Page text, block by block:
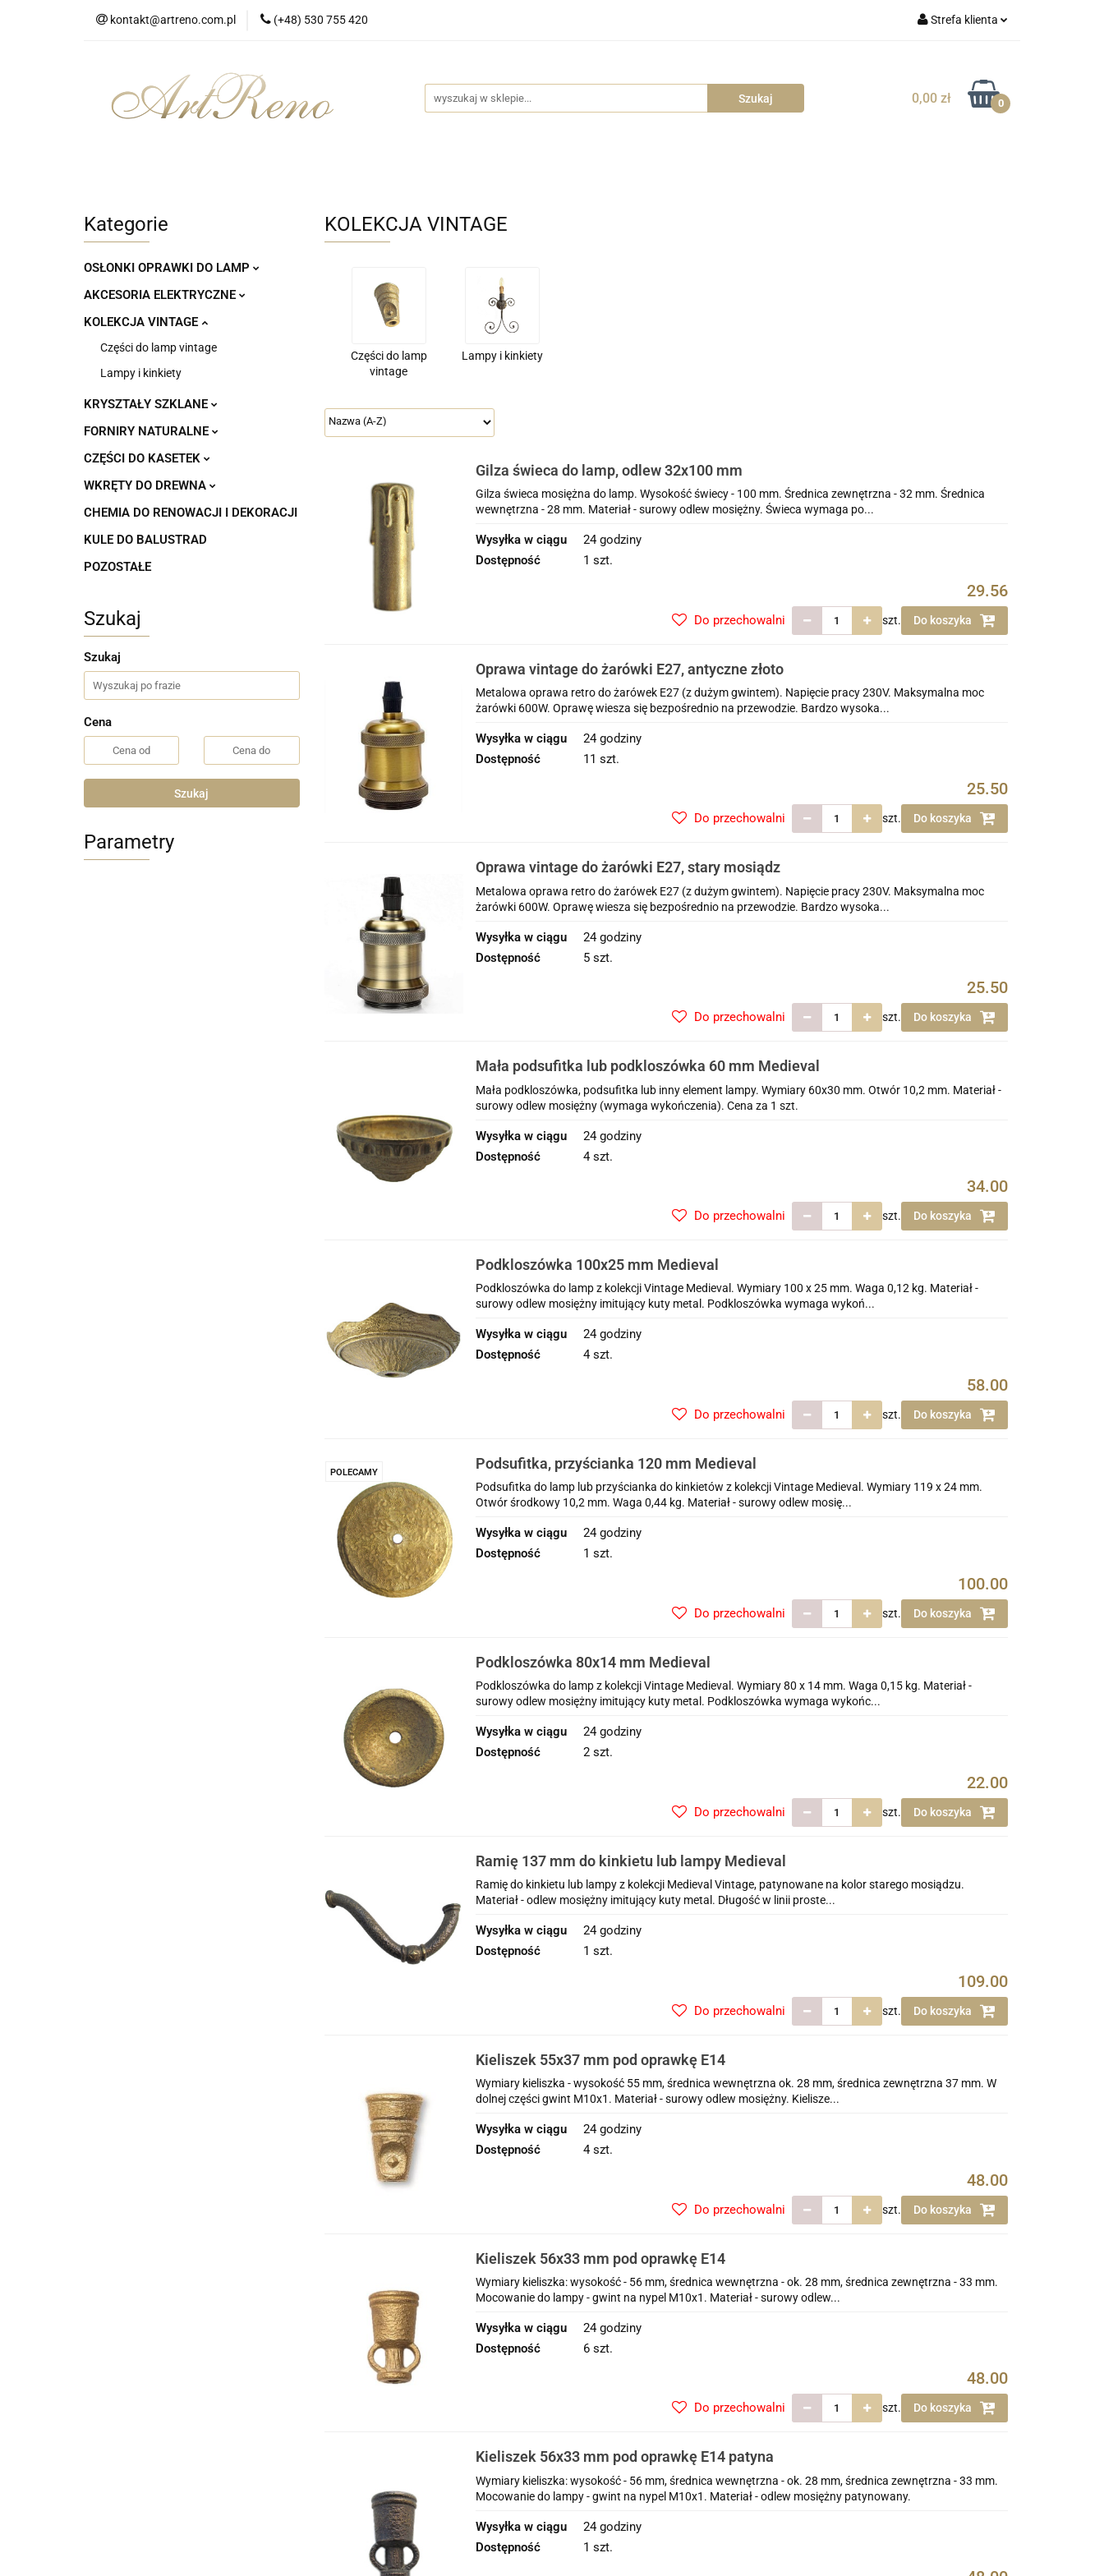
kontakt@artreno.com.pl (+48) 530 755 420 Strefa klienta
Zarejestruj się
Dodaj zgłoszenie
0,00 zł 0
Strona główna Wszystkie kategorie
Dostawa
Kategorie
OSŁONKI OPRAWKI DO LAMP
AKCESORIA ELEKTRYCZNE
KOLEKCJA VINTAGE
Części do lamp vintage
Lampy i kinkiety
KRYSZTAŁY SZKLANE
FORNIRY NATURALNE
CZĘŚCI DO KASETEK
WKRĘTY DO DREWNA
CHEMIA DO RENOWACJI I DEKORACJI
KULE DO BALUSTRAD
POZOSTAŁE
Szukaj
Szukaj
Cena
Szukaj
Parametry
KOLEKCJA VINTAGE
Części do lamp
vintage
Lampy i kinkiety
Gilza świeca do lamp, odlew 32x100 mm
Gilza świeca mosiężna do lamp. Wysokość świecy - 100 mm. Średnica zewnętrzna - 32 mm. Średnica
wewnętrzna - 28 mm. Materiał - surowy odlew mosiężny. Świeca wymaga po...
Wysyłka w ciągu
24 godziny
Dostępność
1 szt.
29.56
szt. Do koszyka
Do przechowalni
Oprawa vintage do żarówki E27, antyczne złoto
Metalowa oprawa retro do żarówek E27 (z dużym gwintem). Napięcie pracy 230V. Maksymalna moc
żarówki 600W. Oprawę wiesza się bezpośrednio na przewodzie. Bardzo wysoka...
Wysyłka w ciągu
24 godziny
Dostępność
11 szt.
25.50
szt. Do koszyka
Do przechowalni
Oprawa vintage do żarówki E27, stary mosiądz
Metalowa oprawa retro do żarówek E27 (z dużym gwintem). Napięcie pracy 230V. Maksymalna moc
żarówki 600W. Oprawę wiesza się bezpośrednio na przewodzie. Bardzo wysoka...
Wysyłka w ciągu
24 godziny
Dostępność
5 szt.
25.50
szt. Do koszyka
Do przechowalni
Mała podsufitka lub podkloszówka 60 mm Medieval
Mała podkloszówka, podsufitka lub inny element lampy. Wymiary 60x30 mm. Otwór 10,2 mm. Materiał -
surowy odlew mosiężny (wymaga wykończenia). Cena za 1 szt.
Wysyłka w ciągu
24 godziny
Dostępność
4 szt.
34.00
szt. Do koszyka
Do przechowalni
Podkloszówka 100x25 mm Medieval
Podkloszówka do lamp z kolekcji Vintage Medieval. Wymiary 100 x 25 mm. Waga 0,12 kg. Materiał -
surowy odlew mosiężny imitujący kuty metal. Podkloszówka wymaga wykoń...
Wysyłka w ciągu
24 godziny
Dostępność
4 szt.
58.00
szt. Do koszyka
Do przechowalni
POLECAMY
Podsufitka, przyścianka 120 mm Medieval
Podsufitka do lamp lub przyścianka do kinkietów z kolekcji Vintage Medieval. Wymiary 119 x 24 mm.
Otwór środkowy 10,2 mm. Waga 0,44 kg. Materiał - surowy odlew mosię...
Wysyłka w ciągu
24 godziny
Dostępność
1 szt.
100.00
szt. Do koszyka
Do przechowalni
Podkloszówka 80x14 mm Medieval
Podkloszówka do lamp z kolekcji Vintage Medieval. Wymiary 80 x 14 mm. Waga 0,15 kg. Materiał -
surowy odlew mosiężny imitujący kuty metal. Podkloszówka wymaga wykońc...
Wysyłka w ciągu
24 godziny
Dostępność
2 szt.
22.00
szt. Do koszyka
Do przechowalni
Ramię 137 mm do kinkietu lub lampy Medieval
Ramię do kinkietu lub lampy z kolekcji Medieval Vintage, patynowane na kolor starego mosiądzu.
Materiał - odlew mosiężny imitujący kuty metal. Długość w linii proste...
Wysyłka w ciągu
24 godziny
Dostępność
1 szt.
109.00
szt. Do koszyka
Do przechowalni
Kieliszek 55x37 mm pod oprawkę E14
Wymiary kieliszka - wysokość 55 mm, średnica wewnętrzna ok. 28 mm, średnica zewnętrzna 37 mm. W
dolnej części gwint M10x1. Materiał - surowy odlew mosiężny. Kielisze...
Wysyłka w ciągu
24 godziny
Dostępność
4 szt.
48.00
szt. Do koszyka
Do przechowalni
Kieliszek 56x33 mm pod oprawkę E14
Wymiary kieliszka: wysokość - 56 mm, średnica wewnętrzna - ok. 28 mm, średnica zewnętrzna - 33 mm.
Mocowanie do lampy - gwint na nypel M10x1. Materiał - surowy odlew...
Wysyłka w ciągu
24 godziny
Dostępność
6 szt.
48.00
szt. Do koszyka
Do przechowalni
Kieliszek 56x33 mm pod oprawkę E14 patyna
Wymiary kieliszka: wysokość - 56 mm, średnica wewnętrzna - ok. 28 mm, średnica zewnętrzna - 33 mm.
Mocowanie do lampy - gwint na nypel M10x1. Materiał - odlew mosiężny patynowany.
Wysyłka w ciągu
24 godziny
Dostępność
1 szt.